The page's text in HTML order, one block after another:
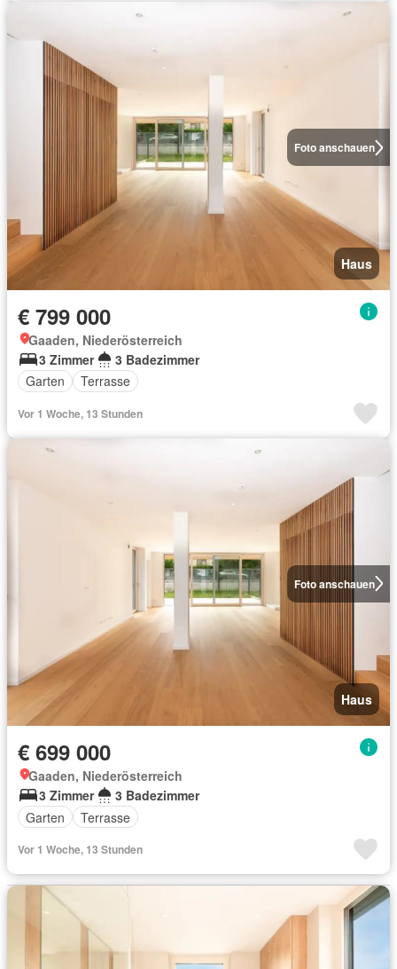
Foto anschauen
Haus
€ 799 000
Gaaden, Niederösterreich
3 Zimmer
3 Badezimmer
Garten
Terrasse
Vor 1 Woche, 13 Stunden
Foto anschauen
Haus
€ 699 000
Gaaden, Niederösterreich
3 Zimmer
3 Badezimmer
Garten
Terrasse
Vor 1 Woche, 13 Stunden